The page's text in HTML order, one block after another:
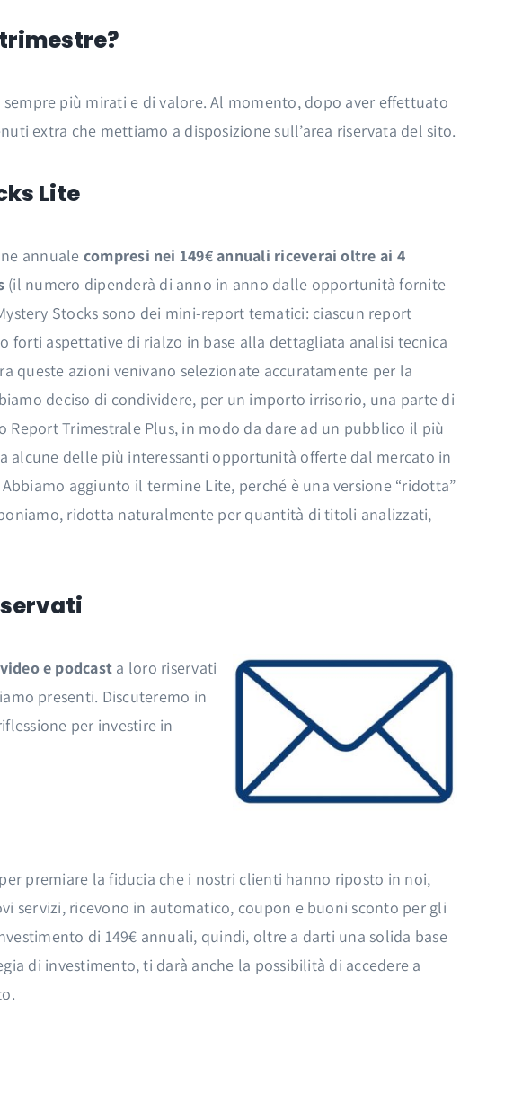
più mirati e di valore. Al momento, dopo aver effettuato
extra che mettiamo a disposizione sull’area riservata del sito.
Lite
annuale compresi nei 149€ annuali riceverai oltre ai 4
(il numero dipenderà di anno in anno dalle opportunità fornite
Stocks sono dei mini-report tematici: ciascun report
forti aspettative di rialzo in base alla dettagliata analisi tecnica
queste azioni venivano selezionate accuratamente per la
deciso di condividere, per un importo irrisorio, una parte di
Report Trimestrale Plus, in modo da dare ad un pubblico il più
alcune delle più interessanti opportunità offerte dal mercato in
aggiunto il termine Lite, perché è una versione “ridotta”
ridotta naturalmente per quantità di titoli analizzati,
e podcast a loro riservati
presenti. Discuteremo in
per investire in
premiare la fiducia che i nostri clienti hanno riposto in noi,
servizi, ricevono in automatico, coupon e buoni sconto per gli
di 149€ annuali, quindi, oltre a darti una solida base
di investimento, ti darà anche la possibilità di accedere a